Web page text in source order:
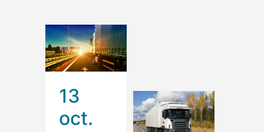
13
oct.